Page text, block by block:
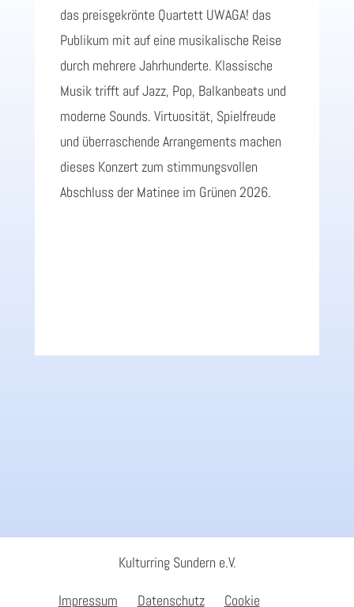
das preisgekrönte Quartett UWAGA! das
Publikum mit auf eine musikalische Reise
durch mehrere Jahrhunderte. Klassische
Musik trifft auf Jazz, Pop, Balkanbeats und
moderne Sounds. Virtuosität, Spielfreude
und überraschende Arrangements machen
dieses Konzert zum stimmungsvollen
Abschluss der Matinee im Grünen 2026.
Kulturring Sundern e.V.
Impressum Datenschutz Cookie